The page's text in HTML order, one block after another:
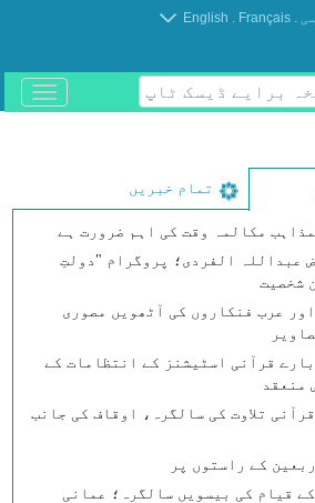
.
Français
.
English
برایے ڈیسک ٹاپ
باز
و
تمام خبریں
مکالمہ وقت کی اہم ضرورت ہے
عبداللہ الفردی؛ پروگرام "دولتِ
شخصیت
عرب فنکاروں کی آٹھویں مصوری
قرآنی اسٹیشنز کے انتظامات کے
منعقد
تلاوت کی سالگرہ، اوقاف کی جانب
کے راستوں پر
قیام کی بیسویں سالگرہ؛ عمانی